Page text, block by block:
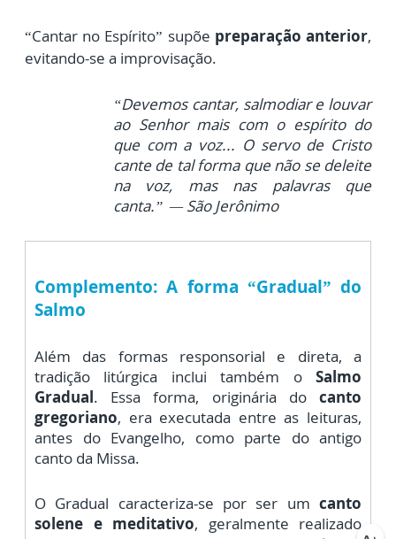
“Cantar no Espírito” supõe preparação anterior,
evitando-se a improvisação.
“Devemos cantar, salmodiar e louvar
ao Senhor mais com o espírito do
que com a voz... O servo de Cristo
cante de tal forma que não se deleite
na voz, mas nas palavras que
canta.” — São Jerônimo
Complemento: A forma “Gradual” do
Salmo
Além das formas responsorial e direta, a
tradição litúrgica inclui também o Salmo
Gradual. Essa forma, originária docanto
gregoriano, era executada entre as leituras,
antes do Evangelho, como parte do antigo
canto da Missa.
O Gradual caracteriza-se por ser um canto
solene e meditativo, geralmente realizado